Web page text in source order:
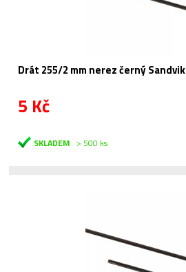
Drát 255/2 mm nerez černý Sandvik
5 Kč
SKLADEM > 500 ks